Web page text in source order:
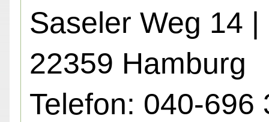
Saseler Weg 14 |
22359 Hamburg
Telefon: 040-696